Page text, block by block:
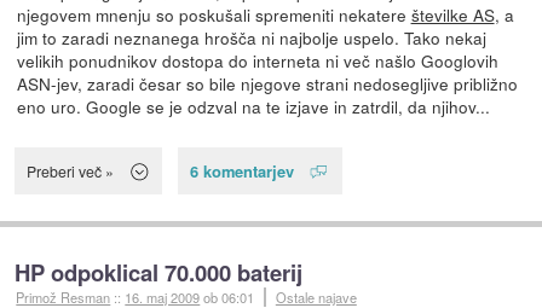
njegovem mnenju so poskušali spremeniti nekatere številke AS, a
jim to zaradi neznanega hrošča ni najbolje uspelo. Tako nekaj
velikih ponudnikov dostopa do interneta ni več našlo Googlovih
ASN-jev, zaradi česar so bile njegove strani nedosegljive približno
eno uro. Google se je odzval na te izjave in zatrdil, da njihov...
Preberi več » 6 komentarjev
HP odpoklical 70.000 baterij
Primož Resman :: 16. maj 2009ob 06:01 Ostale najave